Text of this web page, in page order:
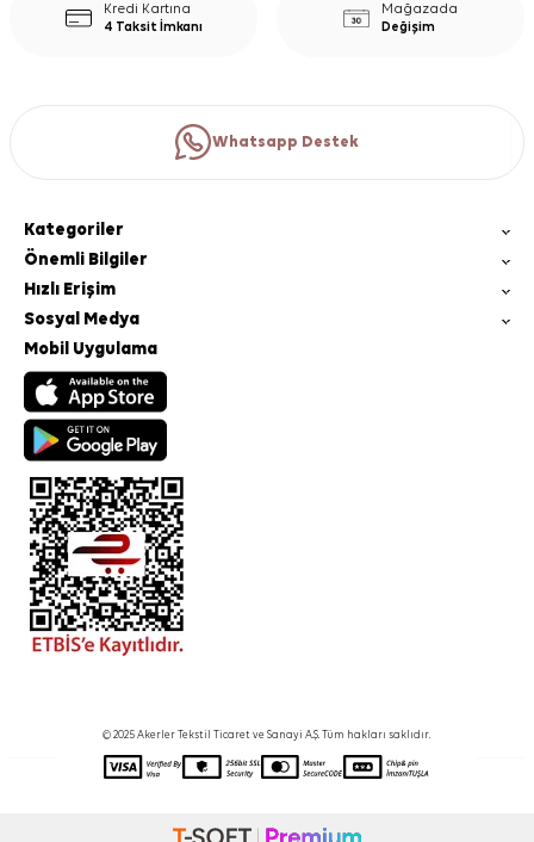
Kredi Kartına
4 Taksit İmkanı
Mağazada
Değişim
Whatsapp Destek
Kategoriler
Önemli Bilgiler
Hızlı Erişim
Sosyal Medya
Mobil Uygulama
© 2025 Akerler Tekstil Ticaret ve Sanayi A.Ş. Tüm hakları saklıdır.